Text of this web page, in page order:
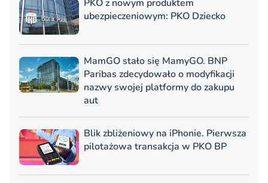
PKO z nowym produktem
ubezpieczeniowym: PKO Dziecko
MamGO stało się MamyGO. BNP
Paribas zdecydowało o modyfikacji
nazwy swojej platformy do zakupu
aut
Blik zbliżeniowy na iPhonie. Pierwsza
pilotażowa transakcja w PKO BP